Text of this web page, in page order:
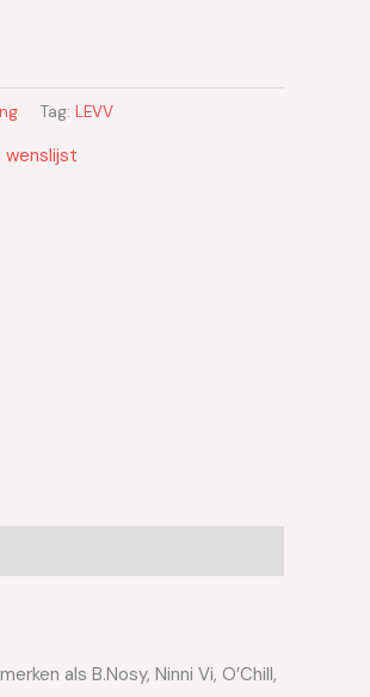
Tag: LEVV
wenslijst
als B.Nosy, Ninni Vi, O’Chill,